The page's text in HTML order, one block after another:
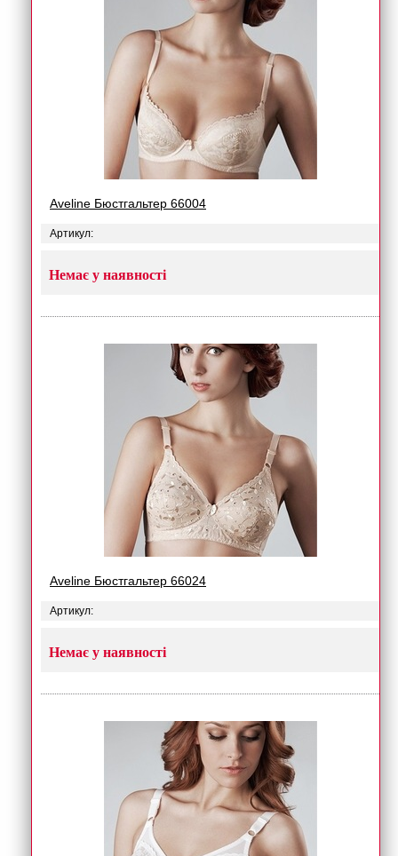
Aveline Бюстгальтер 66004
Артикул:
Немає у наявності
Aveline Бюстгальтер 66024
Артикул:
Немає у наявності